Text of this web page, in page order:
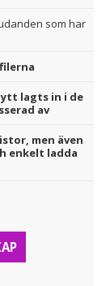
som har
lagts in i de
av
men även
enkelt ladda